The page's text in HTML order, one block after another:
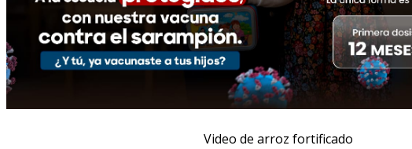
Video de arroz fortificado